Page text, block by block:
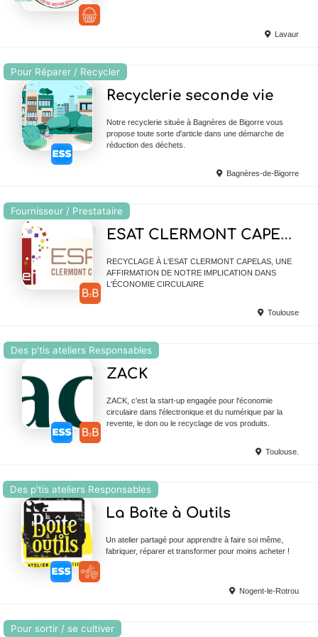
Lavaur
Pour Réparer / Recycler
Recyclerie seconde vie
Notre recyclerie située à Bagnères de Bigorre vous
propose toute sorte d'article dans une démarche de
réduction des déchets.
Bagnères-de-Bigorre
Fournisseur / Prestataire
ESAT CLERMONT CAPELAS
RECYCLAGE À L'ESAT CLERMONT CAPELAS, UNE
AFFIRMATION DE NOTRE IMPLICATION DANS
L'ÉCONOMIE CIRCULAIRE
Toulouse
Des p'tis ateliers Responsables
ZACK
ZACK, c'est la start-up engagée pour l'économie
circulaire dans l'électronique et du numérique par la
revente, le don ou le recyclage de vos produits.
Toulouse.
Des p'tis ateliers Responsables
La Boîte à Outils
Un atelier partagé pour apprendre à faire soi même,
fabriquer, réparer et transformer pour moins acheter !
Nogent-le-Rotrou
Pour sortir / se cultiver